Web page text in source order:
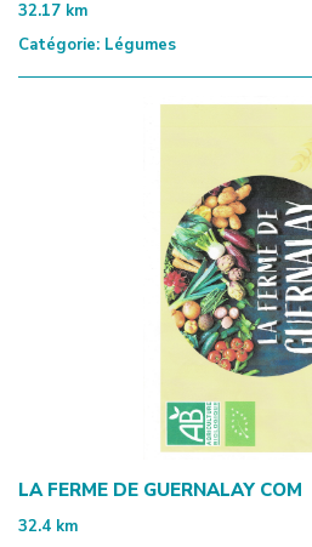
32.17 km
Catégorie: Légumes
LA FERME DE GUERNALAY COM
32.4 km